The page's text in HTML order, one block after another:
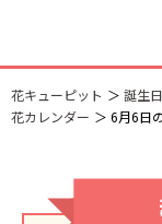
花キューピット 誕生
花カレンダー
6月6日